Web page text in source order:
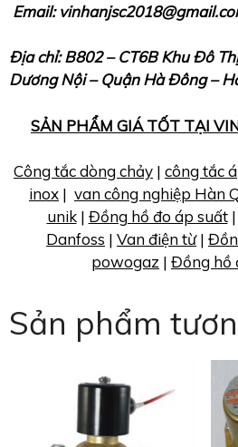
Email:
Địa chỉ: B802 – CT6B Khu Đô
Dương Nội – Quận Hà Đông –
SẢN PHẨM GIÁ TỐT TẠI
Công tắc dòng chảy | công tắc
inox | van công nghiệp Hàn
unik| Đồng hồ đo áp suất|
Danfoss | Van điện từ|
powogaz | Đồng hồ
Sản phẩm